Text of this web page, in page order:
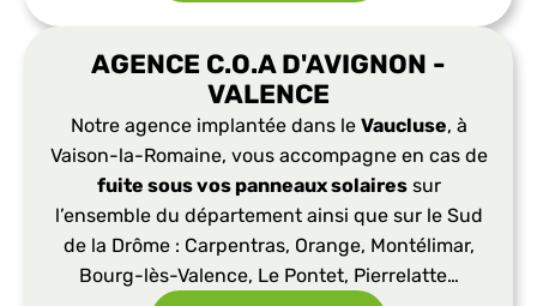
AGENCE C.O.A D'AVIGNON -
VALENCE
Notre agence implantée dans le Vaucluse, à
Vaison-la-Romaine, vous accompagne en cas de
fuite sous vos panneaux solairessur
l’ensemble du département ainsi que sur le Sud
de la Drôme : Carpentras, Orange, Montélimar,
Bourg-lès-Valence, Le Pontet, Pierrelatte…